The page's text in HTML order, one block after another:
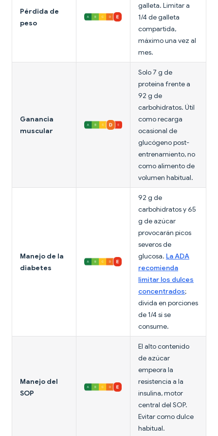
Pérdida de
peso
galleta. Limitar a
1/4 de galleta
compartida,
máximo una vez al
mes.
Ganancia
muscular
Solo 7 g de
proteína frente a
92 g de
carbohidratos. Útil
como recarga
ocasional de
glucógeno post-
entrenamiento, no
como alimento de
volumen habitual.
Manejo de la
diabetes
92 g de
carbohidratos y 65
g de azúcar
provocarán picos
severos de
glucosa. La ADA
recomienda
limitar los dulces
concentrados;
divida en porciones
de 1/4 si se
consume.
Manejo del
SOP
El alto contenido
de azúcar
empeora la
resistencia a la
insulina, motor
central del SOP.
Evitar como dulce
habitual.